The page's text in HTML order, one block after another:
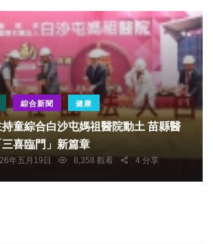
綜合新聞 健康
童綜合白沙屯媽祖醫院動土 苗縣醫
喜臨門」新篇章
年五月19日 8,358 觀看 4 分享